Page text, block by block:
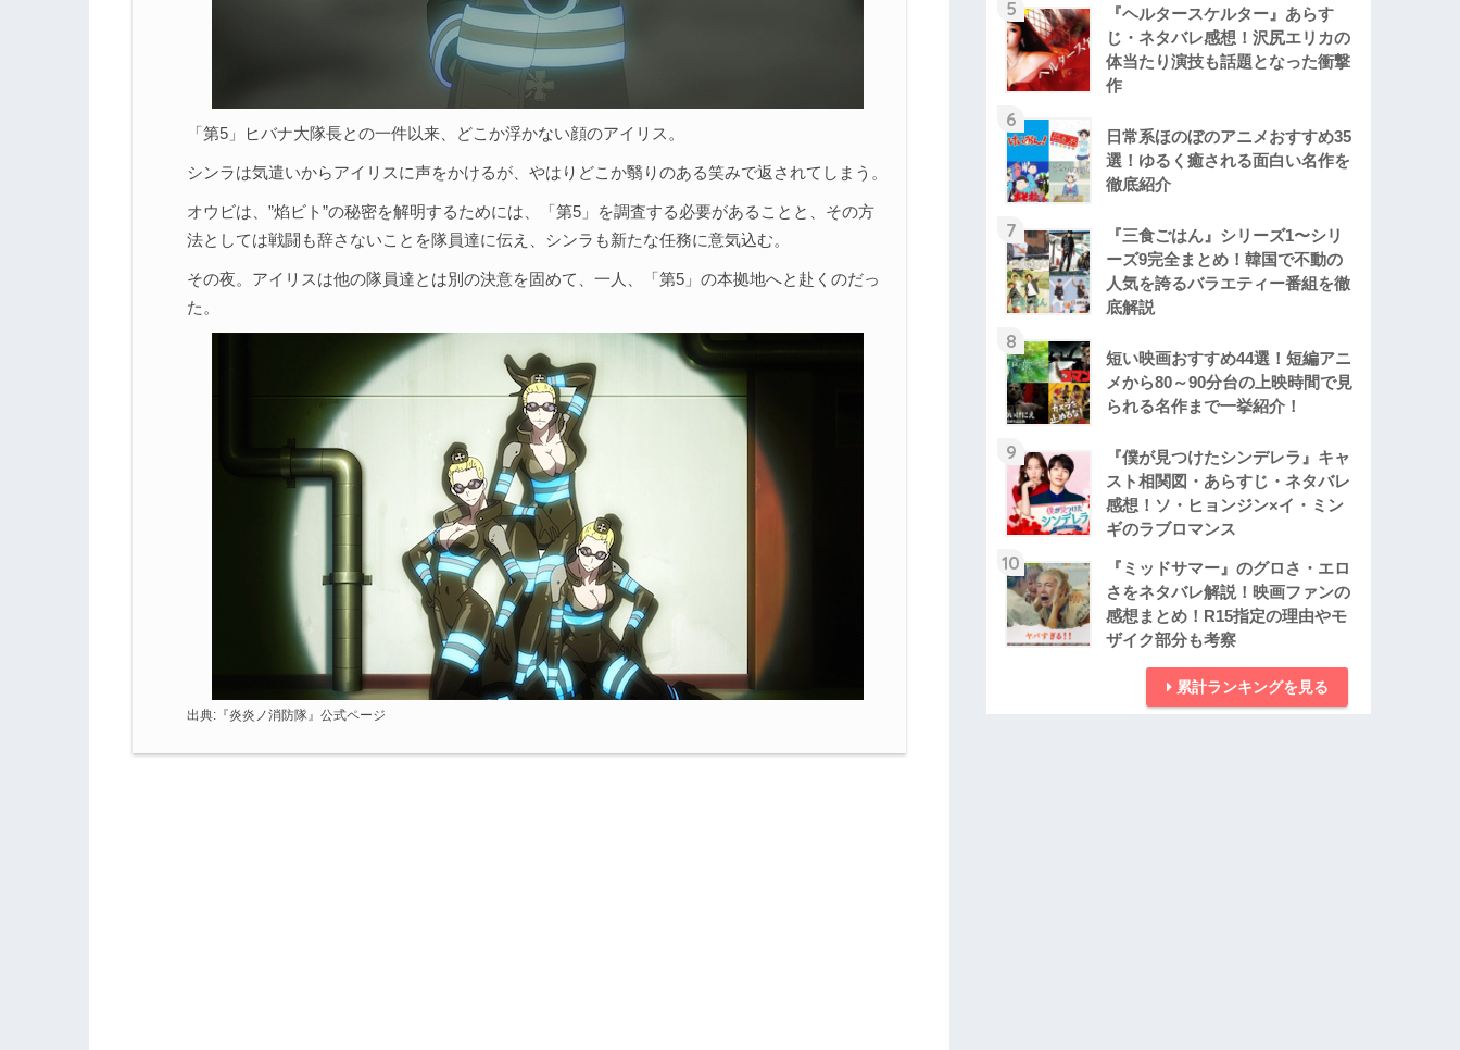
「第5」ヒバナ大隊長との一件以来、どこか浮かない顔のアイリス。
シンラは気遣いからアイリスに声をかけるが、やはりどこか翳りのある笑みで返されてしまう。
オウビは、”焰ビト”の秘密を解明するためには、「第5」を調査する必要があることと、その方
法としては戦闘も辞さないことを隊員達に伝え、シンラも新たな任務に意気込む。
その夜。アイリスは他の隊員達とは別の決意を固めて、一人、「第5」の本拠地へと赴くのだっ
た。
出典: 『炎炎ノ消防隊』公式ページ
5
『ヘルタースケルター』あらす
じ・ネタバレ感想！沢尻エリカの
体当たり演技も話題となった衝撃
作
6
日常系ほのぼのアニメおすすめ35
選！ゆるく癒される面白い名作を
徹底紹介
7
『三食ごはん』シリーズ1〜シリ
ーズ9完全まとめ！韓国で不動の
人気を誇るバラエティー番組を徹
底解説
8
短い映画おすすめ44選！短編アニ
メから80～90分台の上映時間で見
られる名作まで一挙紹介！
9
『僕が見つけたシンデレラ』キャ
スト相関図・あらすじ・ネタバレ
感想！ソ・ヒョンジン×イ・ミン
ギのラブロマンス
10
『ミッドサマー』のグロさ・エロ
さをネタバレ解説！映画ファンの
感想まとめ！R15指定の理由やモ
ザイク部分も考察
累計ランキングを見る